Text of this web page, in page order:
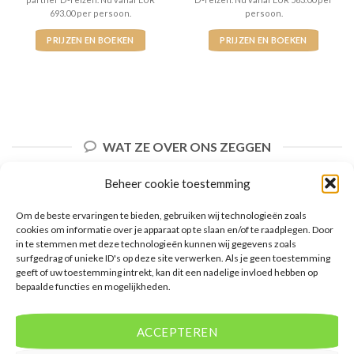
Beheer cookie toestemming
Om de beste ervaringen te bieden, gebruiken wij technologieën zoals
cookies om informatie over je apparaat op te slaan en/of te raadplegen. Door
in te stemmen met deze technologieën kunnen wij gegevens zoals
surfgedrag of unieke ID's op deze site verwerken. Als je geen toestemming
geeft of uw toestemming intrekt, kan dit een nadelige invloed hebben op
bepaalde functies en mogelijkheden.
ACCEPTEREN
693.00 per persoon.
PRIJZEN EN BOEKEN
persoon.
PRIJZEN EN BOEKEN
WAT ZE OVER ONS ZEGGEN